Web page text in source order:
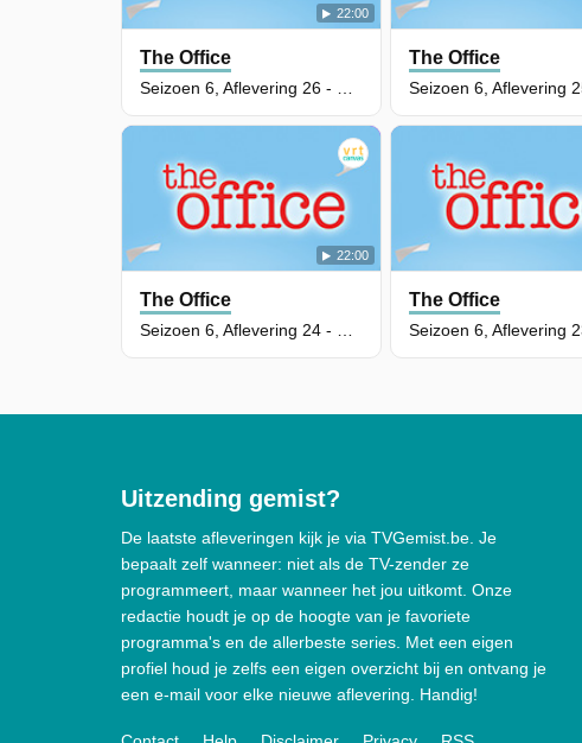
22:00
The Office The Office
22:00
The Office The Office
Uitzending gemist?
De laatste afleveringen kijk je via TVGemist.be. Je
bepaalt zelf wanneer: niet als de TV-zender ze
programmeert, maar wanneer het jou uitkomt. Onze
redactie houdt je op de hoogte van je favoriete
programma's en de allerbeste series. Met een eigen
profiel houd je zelfs een eigen overzicht bij en ontvang je
een e-mail voor elke nieuwe aflevering. Handig!